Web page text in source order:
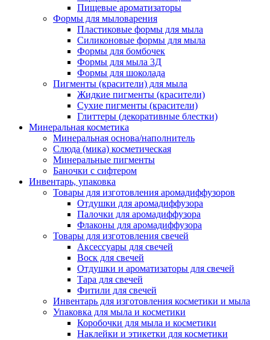
Пищевые ароматизаторы
Формы для мыловарения
Пластиковые формы для мыла
Силиконовые формы для мыла
Формы для бомбочек
Формы для мыла 3Д
Формы для шоколада
Пигменты (красители) для мыла
Жидкие пигменты (красители)
Сухие пигменты (красители)
Глиттеры (декоративные блестки)
Минеральная косметика
Минеральная основа/наполнитель
Слюда (мика) косметическая
Минеральные пигменты
Баночки с сифтером
Инвентарь, упаковка
Товары для изготовления аромадиффузоров
Отдушки для аромадиффузора
Палочки для аромадиффузора
Флаконы для аромадиффузора
Товары для изготовления свечей
Аксессуары для свечей
Воск для свечей
Отдушки и ароматизаторы для свечей
Тара для свечей
Фитили для свечей
Инвентарь для изготовления косметики и мыла
Упаковка для мыла и косметики
Коробочки для мыла и косметики
Наклейки и этикетки для косметики